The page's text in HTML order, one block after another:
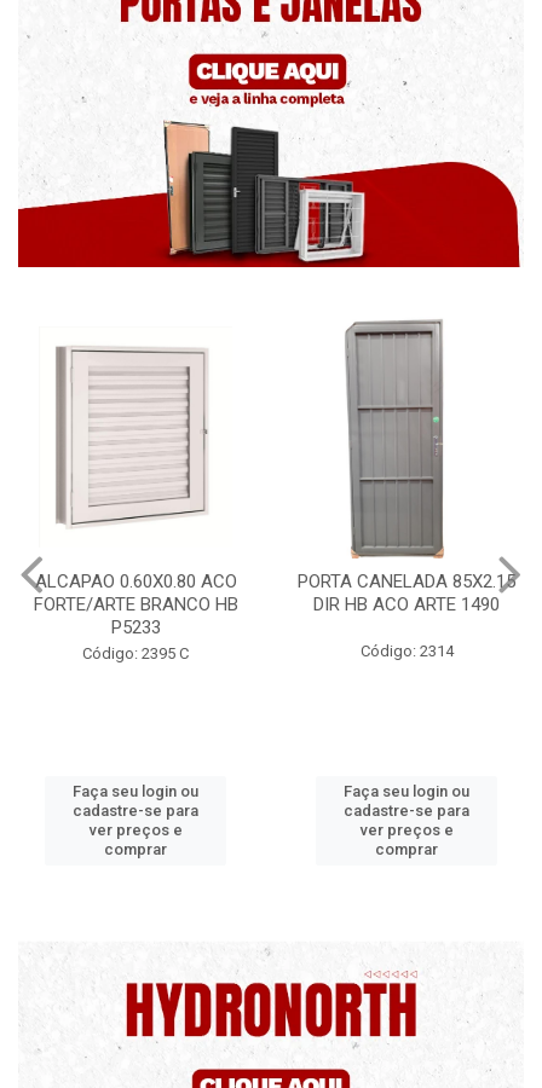
PORTA CANELADA 85X2.15
DIR HB ACO ARTE 1490
Código: 2314
Faça seu login ou
cadastre-se para
ver preços e
comprar
PORTA LAMINADA 60X215
DIR POP/MIX HB
Código: 2340
Faça seu login ou
cadastre-se para
ver preços e
comprar